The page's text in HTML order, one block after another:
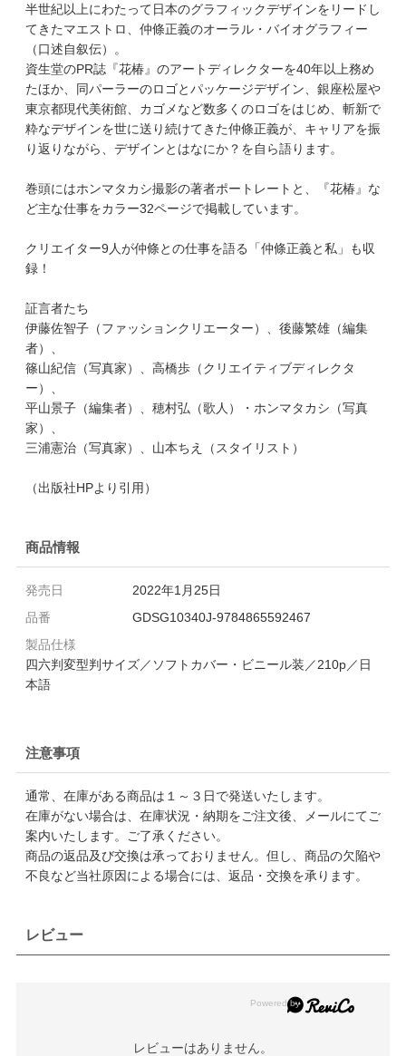
半世紀以上にわたって日本のグラフィックデザインをリードし
てきたマエストロ、仲條正義のオーラル・バイオグラフィー
（口述自叙伝）。
資生堂のPR誌『花椿』のアートディレクターを40年以上務め
たほか、同パーラーのロゴとパッケージデザイン、銀座松屋や
東京都現代美術館、カゴメなど数多くのロゴをはじめ、斬新で
粋なデザインを世に送り続けてきた仲條正義が、キャリアを振
り返りながら、デザインとはなにか？を自ら語ります。
巻頭にはホンマタカシ撮影の著者ポートレートと、『花椿』な
ど主な仕事をカラー32ページで掲載しています。
クリエイター9人が仲條との仕事を語る「仲條正義と私」も収
録！
証言者たち
伊藤佐智子（ファッションクリエーター）、後藤繁雄（編集
者）、
篠山紀信（写真家）、高橋歩（クリエイティブディレクタ
ー）、
平山景子（編集者）、穂村弘（歌人）・ホンマタカシ（写真
家）、
三浦憲治（写真家）、山本ちえ（スタイリスト）
（出版社HPより引用）
商品情報
発売日
2022年1月25日
品番
GDSG10340J-9784865592467
製品仕様
四六判変型判サイズ／ソフトカバー・ビニール装／210p／日
本語
注意事項
通常、在庫がある商品は１～３日で発送いたします。
在庫がない場合は、在庫状況・納期をご注文後、メールにてご
案内いたします。ご了承ください。
商品の返品及び交換は承っておりません。但し、商品の欠陥や
不良など当社原因による場合には、返品・交換を承ります。
レビュー
レビューはありません。